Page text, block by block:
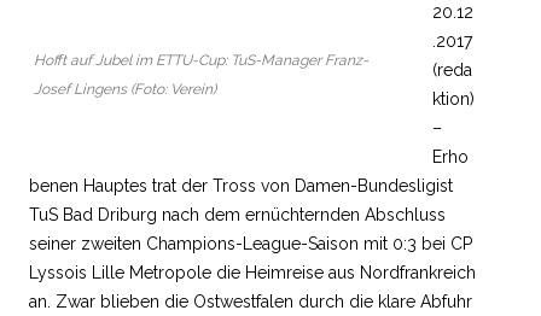
Hofft auf Jubel im ETTU-Cup: TuS-Manager Franz-
Josef Lingens (Foto: Verein)
20.12
.2017
(reda
ktion)
–
Erho
benen Hauptes trat der Tross von Damen-Bundesligist
TuS Bad Driburg nach dem ernüchternden Abschluss
seiner zweiten Champions-League-Saison mit 0:3 bei CP
Lyssois Lille Metropole die Heimreise aus Nordfrankreich
an. Zwar blieben die Ostwestfalen durch die klare Abfuhr